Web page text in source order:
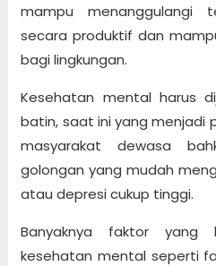
mampu menanggulangi
secara produktif dan
bagi lingkungan.
Kesehatan mental harus
batin, saat ini yang menjadi
masyarakat dewasa
golongan yang mudah
atau depresi cukup tinggi.
Banyaknya faktor yang
kesehatan mental seperti